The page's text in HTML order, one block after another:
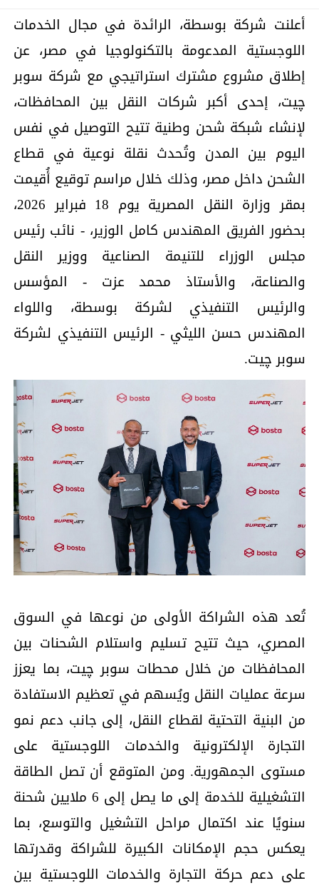
أعلنت شركة بوسطة، الرائدة في مجال الخدمات
اللوجستية المدعومة بالتكنولوجيا في مصر، عن
إطلاق مشروع مشترك استراتيجي مع شركة سوبر
چيت، إحدى أكبر شركات النقل بين المحافظات،
لإنشاء شبكة شحن وطنية تتيح التوصيل في نفس
اليوم بين المدن وتُحدث نقلة نوعية في قطاع
الشحن داخل مصر، وذلك خلال مراسم توقيع أُقيمت
بمقر وزارة النقل المصرية يوم 18 فبراير 2026،
بحضور الفريق المهندس كامل الوزير، - نائب رئيس
مجلس الوزراء للتنيمة الصناعية ووزير النقل
والصناعة، والأستاذ محمد عزت - المؤسس
والرئيس التنفيذي لشركة بوسطة، واللواء
المهندس حسن الليثي - الرئيس التنفيذي لشركة
سوبر چيت.
تُعد هذه الشراكة الأولى من نوعها في السوق
المصري، حيث تتيح تسليم واستلام الشحنات بين
المحافظات من خلال محطات سوبر چيت، بما يعزز
سرعة عمليات النقل ويُسهم في تعظيم الاستفادة
من البنية التحتية لقطاع النقل، إلى جانب دعم نمو
التجارة الإلكترونية والخدمات اللوجستية على
مستوى الجمهورية. ومن المتوقع أن تصل الطاقة
التشغيلية للخدمة إلى ما يصل إلى 6 ملايين شحنة
سنويًا عند اكتمال مراحل التشغيل والتوسع، بما
يعكس حجم الإمكانات الكبيرة للشراكة وقدرتها
على دعم حركة التجارة والخدمات اللوجستية بين